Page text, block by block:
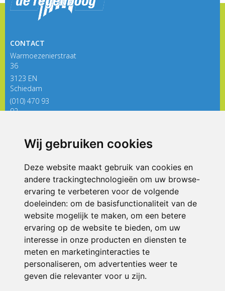
Wij gebruiken cookies
Deze website maakt gebruik van cookies en
andere trackingtechnologieën om uw browse-
ervaring te verbeteren voor de volgende
doeleinden: om de basisfunctionaliteit van de
website mogelijk te maken, om een betere
ervaring op de website te bieden, om uw
interesse in onze producten en diensten te
meten en marketinginteracties te
personaliseren, om advertenties weer te
geven die relevanter voor u zijn.
CONTACT
Warmoezenierstraat
36
3123 EN
Schiedam
(010) 470 93
92
ONDERDEEL VAN
© 2026 De Regenboog | Alle rechten voorbehouden
Privacy policy|Disclaimer| Klachtenregeling|RSIN en Anbi
voorkeuren